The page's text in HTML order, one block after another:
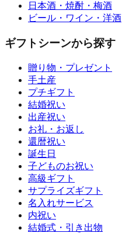
日本酒・焼酎・梅酒
ビール・ワイン・洋酒
ギフトシーンから探す
贈り物・プレゼント
手土産
プチギフト
結婚祝い
出産祝い
お礼・お返し
還暦祝い
誕生日
子どものお祝い
高級ギフト
サプライズギフト
名入れサービス
内祝い
結婚式・引き出物